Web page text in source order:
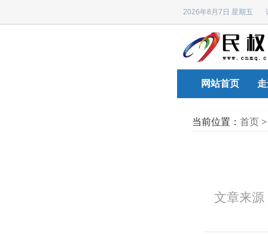
2026年8月7日 星期五
网站首页
当前位置： 首页
文章来